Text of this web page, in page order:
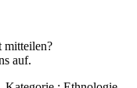
mitteilen?
auf.